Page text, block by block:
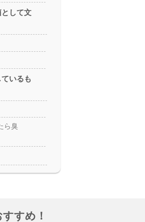
して文
いるも
ら臭
すめ！